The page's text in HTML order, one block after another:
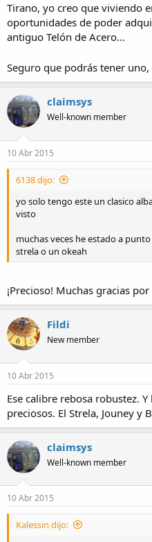
Tirano, yo creo que viviendo
oportunidades de poder
antiguo Telón de Acero...
Seguro que podrás tener uno,
claimsys
Well-known member
10 Abr 2015
6138 dijo:
yo solo tengo este un clasico
visto
muchas veces he estado a
strela o un okeah
¡Precioso! Muchas gracias
Fildi
New member
10 Abr 2015
Ese calibre rebosa robustez.
preciosos. El Strela, Jouney y
claimsys
Well-known member
10 Abr 2015
Kalessin dijo: